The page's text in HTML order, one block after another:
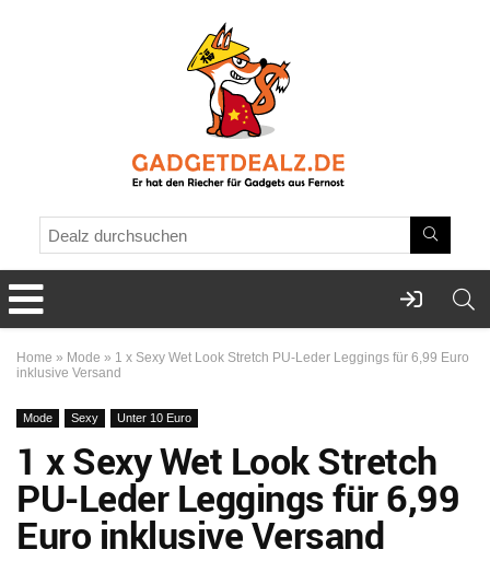
Home » Mode » 1 x Sexy Wet Look Stretch PU-Leder Leggings für 6,99 Euro
inklusive Versand
Mode Sexy Unter 10 Euro
1 x Sexy Wet Look Stretch
PU-Leder Leggings für 6,99
Euro inklusive Versand